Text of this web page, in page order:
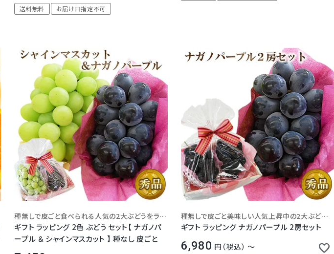
送料無料 お届け日指定不可
種無しで皮ごと食べられる人気の2大ぶどうをラッピング♪豪華で可愛らしい秋の贈り物
ギフト ラッピング 2色 ぶどう セット【 ナガノパ
ープル ＆ シャインマスカット 】 種なし 皮ごと
種無しで皮ごと美味しい人気上昇中の2大ぶどう♪
ギフト ラッピング ナガノパープル 2房セット
6,980 税込 〜